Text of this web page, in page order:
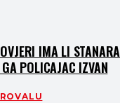
IMA LI STANARA
POLICAJAC IZVAN